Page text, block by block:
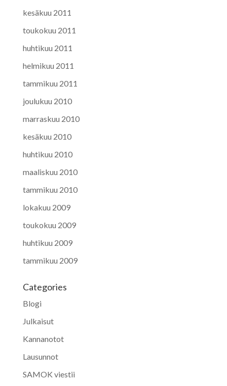
kesäkuu 2011
toukokuu 2011
huhtikuu 2011
helmikuu 2011
tammikuu 2011
joulukuu 2010
marraskuu 2010
kesäkuu 2010
huhtikuu 2010
maaliskuu 2010
tammikuu 2010
lokakuu 2009
toukokuu 2009
huhtikuu 2009
tammikuu 2009
Categories
Blogi
Julkaisut
Kannanotot
Lausunnot
SAMOK viestii